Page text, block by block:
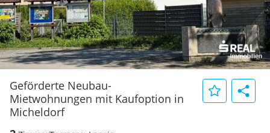
Geförderte Neubau-
Mietwohnungen mit Kaufoption in
Micheldorf